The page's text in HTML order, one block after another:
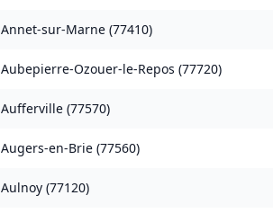
Annet-sur-Marne (77410)
Aubepierre-Ozouer-le-Repos (77720)
Aufferville (77570)
Augers-en-Brie (77560)
Aulnoy (77120)